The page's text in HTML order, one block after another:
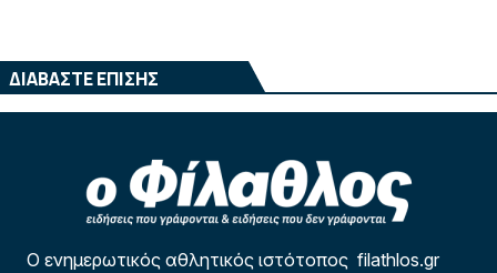
ΔΙΑΒΑΣΤΕ ΕΠΙΣΗΣ
Ο ενημερωτικός αθλητικός ιστότοπος filathlos.gr